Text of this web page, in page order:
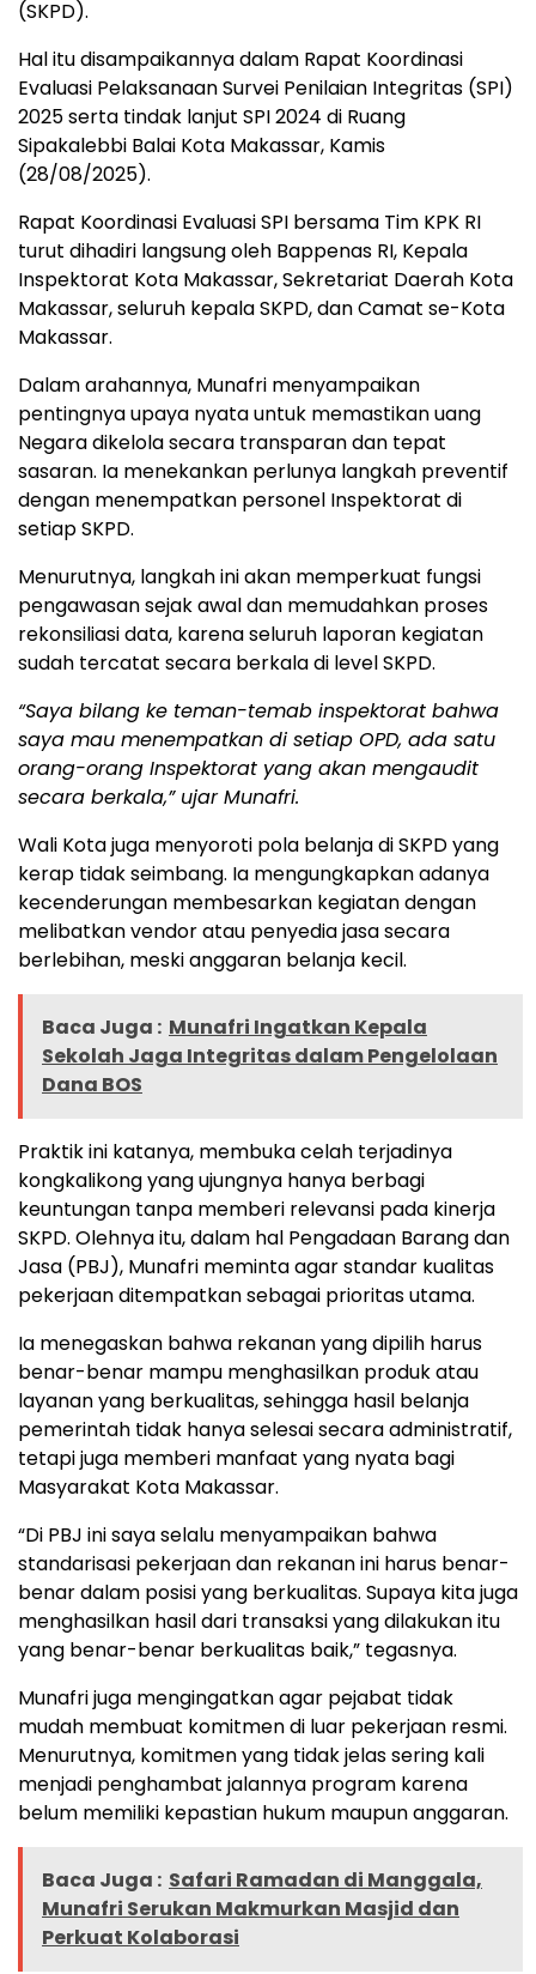
(SKPD).
Hal itu disampaikannya dalam Rapat Koordinasi
Evaluasi Pelaksanaan Survei Penilaian Integritas (SPI)
2025 serta tindak lanjut SPI 2024 di Ruang
Sipakalebbi Balai Kota Makassar, Kamis
(28/08/2025).
Rapat Koordinasi Evaluasi SPI bersama Tim KPK RI
turut dihadiri langsung oleh Bappenas RI, Kepala
Inspektorat Kota Makassar, Sekretariat Daerah Kota
Makassar, seluruh kepala SKPD, dan Camat se-Kota
Makassar.
Dalam arahannya, Munafri menyampaikan
pentingnya upaya nyata untuk memastikan uang
Negara dikelola secara transparan dan tepat
sasaran. Ia menekankan perlunya langkah preventif
dengan menempatkan personel Inspektorat di
setiap SKPD.
Menurutnya, langkah ini akan memperkuat fungsi
pengawasan sejak awal dan memudahkan proses
rekonsiliasi data, karena seluruh laporan kegiatan
sudah tercatat secara berkala di level SKPD.
“Saya bilang ke teman-temab inspektorat bahwa
saya mau menempatkan di setiap OPD, ada satu
orang-orang Inspektorat yang akan mengaudit
secara berkala,” ujar Munafri.
Wali Kota juga menyoroti pola belanja di SKPD yang
kerap tidak seimbang. Ia mengungkapkan adanya
kecenderungan membesarkan kegiatan dengan
melibatkan vendor atau penyedia jasa secara
berlebihan, meski anggaran belanja kecil.
Baca Juga : Munafri Ingatkan Kepala
Sekolah Jaga Integritas dalam Pengelolaan
Dana BOS
Praktik ini katanya, membuka celah terjadinya
kongkalikong yang ujungnya hanya berbagi
keuntungan tanpa memberi relevansi pada kinerja
SKPD. Olehnya itu, dalam hal Pengadaan Barang dan
Jasa (PBJ), Munafri meminta agar standar kualitas
pekerjaan ditempatkan sebagai prioritas utama.
Ia menegaskan bahwa rekanan yang dipilih harus
benar-benar mampu menghasilkan produk atau
layanan yang berkualitas, sehingga hasil belanja
pemerintah tidak hanya selesai secara administratif,
tetapi juga memberi manfaat yang nyata bagi
Masyarakat Kota Makassar.
“Di PBJ ini saya selalu menyampaikan bahwa
standarisasi pekerjaan dan rekanan ini harus benar-
benar dalam posisi yang berkualitas. Supaya kita juga
menghasilkan hasil dari transaksi yang dilakukan itu
yang benar-benar berkualitas baik,” tegasnya.
Munafri juga mengingatkan agar pejabat tidak
mudah membuat komitmen di luar pekerjaan resmi.
Menurutnya, komitmen yang tidak jelas sering kali
menjadi penghambat jalannya program karena
belum memiliki kepastian hukum maupun anggaran.
Baca Juga : Safari Ramadan di Manggala,
Munafri Serukan Makmurkan Masjid dan
Perkuat Kolaborasi